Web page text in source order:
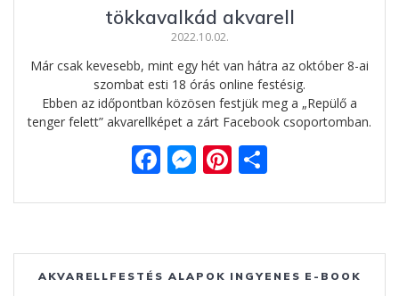
tökkavalkád akvarell
2022.10.02.
Már csak kevesebb, mint egy hét van hátra az október 8-ai
szombat esti 18 órás online festésig.
Ebben az időpontban közösen festjük meg a „Repülő a
tenger felett” akvarellképet a zárt Facebook csoportomban.
F
e
b
o
M
ss
e
n
Pi
er
e
st
za
m
e
AKVARELLFESTÉS ALAPOK INGYENES E-BOOK